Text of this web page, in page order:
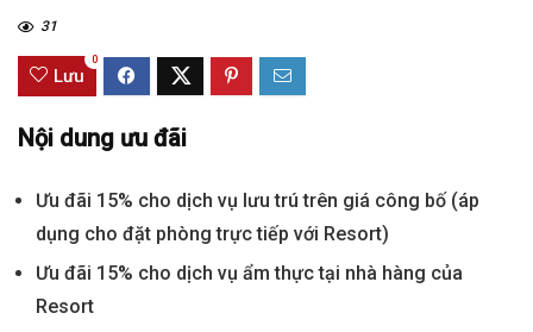
31
Lưu
0
Nội dung ưu đãi
Ưu đãi 15% cho dịch vụ lưu trú trên giá công bố (áp
dụng cho đặt phòng trực tiếp với Resort)
Ưu đãi 15% cho dịch vụ ẩm thực tại nhà hàng của
Resort